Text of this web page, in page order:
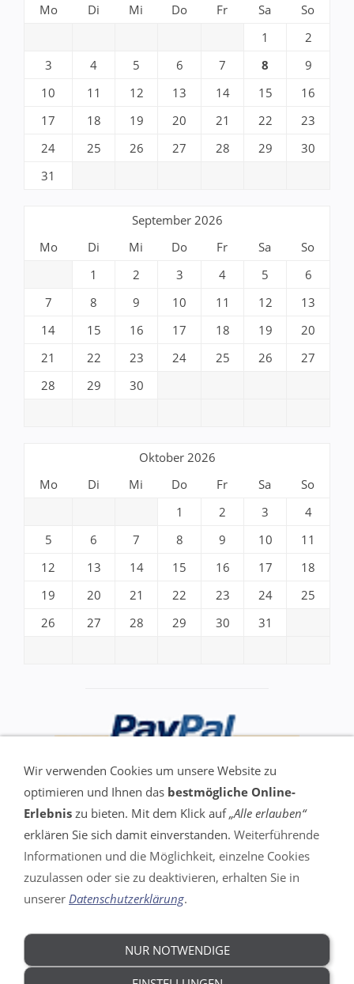
Mo
Di Mi Do Fr Sa
So
1
2
3
4 5 6 7 8
9
10
11 12 13 14 15
16
17
18 19 20 21 22
23
24
25 26 27 28 29
30
31
September 2026
Mo
Di Mi Do Fr Sa
So
1
2 3 4 5
6
7
8 9 10 11 12
13
14
15 16 17 18 19
20
21
22 23 24 25 26
27
28
29 30
Oktober 2026
Mo
Di Mi Do Fr Sa
So
1
2 3
4
5
6 7 8 9 10
11
12
13 14 15 16 17
18
19
20 21 22 23 24
25
26
27 28 29 30 31
VERTRAG WIDERRUFEN
Impressum
Wir verwenden Cookies um unsere Website zu
optimieren und Ihnen das bestmögliche Online-
Erlebnis zu bieten. Mit dem Klick auf„Alle erlauben“
erklären Sie sich damit einverstanden. Weiterführende
Informationen und die Möglichkeit, einzelne Cookies
zuzulassen oder sie zu deaktivieren, erhalten Sie in
unserer Datenschutzerklärung.
NUR NOTWENDIGE